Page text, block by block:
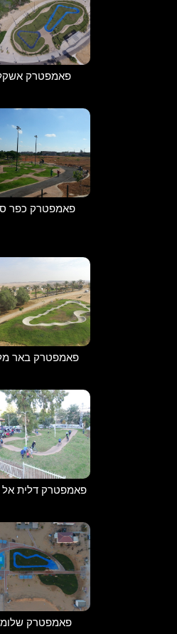
פאמפטרק
פאמפטרק כפר
פאמפטרק באר
פאמפטרק דלית
פאמפטרק